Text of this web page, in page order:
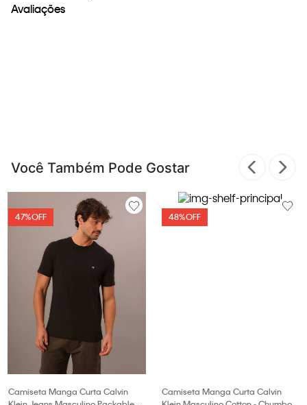
Avaliações
Você Também Pode Gostar
47%OFF
Camiseta Manga Curta Calvin
48%OFF
Camiseta Manga Curta Calvin